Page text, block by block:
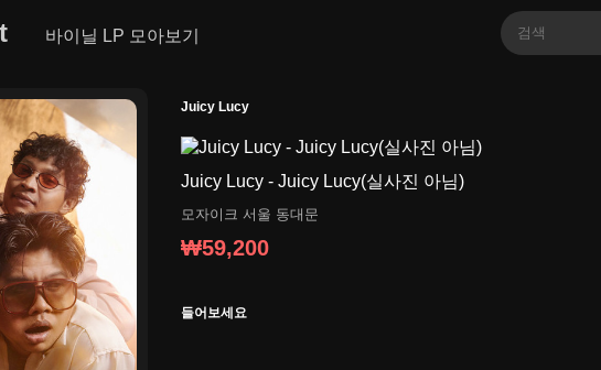
바이닐 LP 모아보기
Juicy Lucy
Juicy Lucy - Juicy Lucy(실사진 아님)
모자이크 서울 동대문
₩59,200
들어보세요